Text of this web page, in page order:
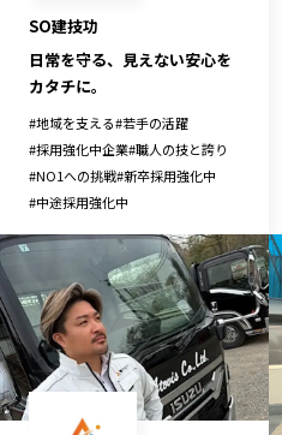
北摂エリア
河内エリア
奈良エリア
鳥取エリア
岡山エリア
山口エリア
香川エリア
高知エリア
佐賀エリア
熊本エリア
宮崎エリア
SO建技功
日常を守る、見えない安心を
カタチに。
#地域を支える#若手の活躍
#採用強化中企業#職人の技と誇り
#NO1への挑戦#新卒採用強化中
#中途採用強化中